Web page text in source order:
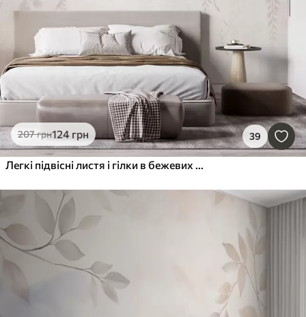
207грн124 грн 39
Легкі підвісні листя і гілки в бежевих тонах